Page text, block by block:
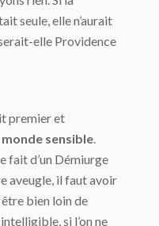
seule, elle n’aurait
elle Providence
premier et
sensible.
fait d’un Démiurge
aveugle, il faut avoir
bien loin de
si l’on ne